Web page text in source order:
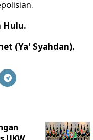
Hulu.
(Ya' Syahdan).